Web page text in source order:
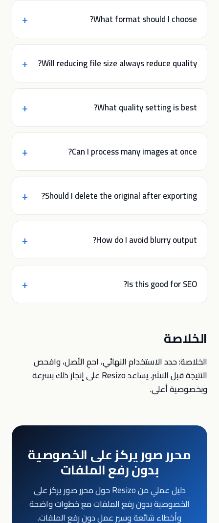
What format should I choose?
Will reducing file size always reduce quality?
What quality setting is best?
Can I process many images at once?
Should I delete the original after exporting?
How do I avoid blurry output?
Is this good for SEO?
الخلاصة
الخلاصة: حدد الاستخدام النهائي، احمِ الأصل، وافحص
النتيجة قبل النشر. يساعد Resizo على إنجاز ذلك بسرعة
وبخصوصية أعلى.
محرر صور يركز على الخصوصية
بدون رفع الملفات
دليل عملي من Resizo حول محرر صور يركز على
الخصوصية بدون رفع الملفات مع خطوات واضحة
وأخطاء شائعة وسير عمل دون رفع الملفات.